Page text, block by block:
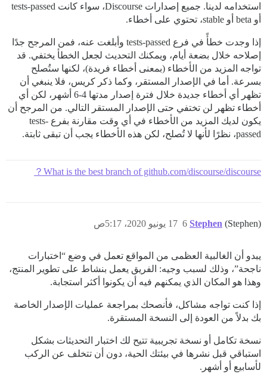
استخدامه لدينا. جميع إصدارات Discourse، سواء كانت tests-passed
أو beta أو stable، تحتوي على أخطاء.
إذا وجدت خطأً في فرع tests-passed وأبلغت عنه، فمن المرجح جدًا
إصلاحه خلال بضعة أيام، ويمكنك التحديث لجعل الخطأ يختفي. قد
تواجه المزيد من الأخطاء (بمعنى أخطاء فريدة)، لكنها ستُصلح
بسرعة. أما في الإصدار المستقر، وكما ذكر كريس، فلا ينبغي أن
تظهر أي أخطاء جديدة خلال فترة إصدار مدتها 4-6 أشهر، لكن أي
أخطاء تظهر لن تختفي حتى الإصدار المستقر التالي. من المرجح أن
يكون لديك المزيد من الأخطاء في أي وقت مقارنة بفرع tests-
passed، نظرًا لأنها لا تُصلح، لكن هذه الأخطاء يجب أن تبقى ثابتة.
What is the best branch of github.com/discourse/discourse？
Stephen (Stephen) 17 يونيو 2020، 5:17ص 6
يبدو أن الغالبية العظمى من المواقع تعمل في وضع “اختبارات
ناجحة”، وذلك لسبب وجيه: الفريق يعمل بنشاط على تطوير المنتج،
وهذا هو المكان الذي يمكنهم فيه أن يكونوا أكثر استجابة.
إذا كنت تواجه مشاكل، فأنصحك بمراجعة عمليات الإصدار الخاصة
بك بدلاً من العودة إلى النسخة المستقرة.
نسخة تكامل أو نسخة تجريبية تتيح لك اختبار التحديثات بشكل
استباقي قبل نشرها في بيئتك الحية، دون أن تتخلف عن الركب
لأسابيع أو أشهر.